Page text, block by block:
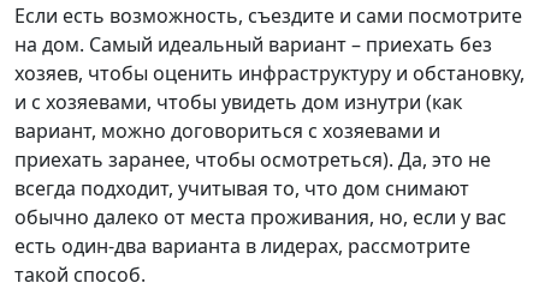
Если есть возможность, съездите и сами посмотрите
на дом. Самый идеальный вариант – приехать без
хозяев, чтобы оценить инфраструктуру и обстановку,
и с хозяевами, чтобы увидеть дом изнутри (как
вариант, можно договориться с хозяевами и
приехать заранее, чтобы осмотреться). Да, это не
всегда подходит, учитывая то, что дом снимают
обычно далеко от места проживания, но, если у вас
есть один-два варианта в лидерах, рассмотрите
такой способ.